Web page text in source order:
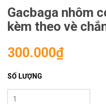
Gacbaga nhôm
kèm theo vè
300.000₫
SỐ LƯỢNG